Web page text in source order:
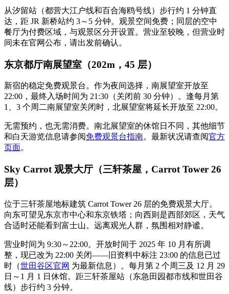
从汐留站（都营大江户线和百合海鸥号线）步行约 1 分钟直
达，距 JR 新桥站约 3～5 分钟。观景空间免费；同层的空中
餐厅为付费区域，与观景区分开设置。营业至较晚，但营业时
间未在官网公布，请出发前确认。
东京都厅南展望室（202m，45 层）
新宿的稳定免费观景台。作为夜间选择，南展望室开放至
22:00，最终入场时间为 21:30（关闭前 30 分钟）。逢每月第
1、3 个周二南展望室关闭时，北展望室将延长开放至 22:00。
无需预约，也无需消费。南北展望室的休馆日不同，其他细节
和白天游览信息请参阅免费观景台指南。最新状况请查阅官方
页面。
Sky Carrot 观景大厅（三轩茶屋，Carrot Tower 26
层）
位于三轩茶屋地标建筑 Carrot Tower 26 层的免费观景大厅。
向东可望见东京市中心和东京铁塔；向西则是西部郊区，天气
合适时还能看到富士山。远离观光人群，氛围相对静谧。
营业时间为 9:30～22:00。开放时间于 2025 年 10 月有所调
整，现已改为 22:00 关闭——旧资料中标注 23:00 的信息已过
时（世田谷区官网 为最新信息）。每月第 2 个周三及 12 月 29
日～1 月 1 日休馆。距三轩茶屋站（东急田园都市线和世田谷
线）步行约 3 分钟。